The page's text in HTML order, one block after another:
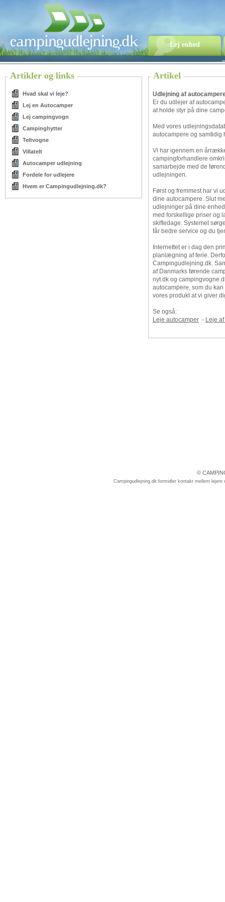
Lej enhed
Artikler og links
Hvad skal vi leje?
Lej en Autocamper
Lej campingvogn
Campinghytter
Teltvogne
Villatelt
Autocamper udlejning
Fordele for udlejere
Hvem er Campingudlejning.dk?
Artikel
Udlejning af
Er du udlejer af
at holde styr på dine
Med vores
autocampere og
Vi har igennem en
campingforhandlere
samarbejde med de
udlejningen.
Først og fremmest har vi
dine autocampere. Slut
udlejninger på dine
med forskellige priser og
skiftedage. Systemet
får bedre service og du
Internettet er i dag den
planlægning af ferie.
Campingudlejning.dk.
af Danmarks førende
nyt.dk og
autocampere, som du
vores produkt at vi giver
Se også:
Leje autocamper - Leje
©
Campingudlejning.dk formidler kontakt mellem lejere